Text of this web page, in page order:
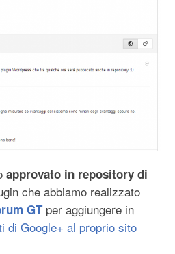
approvato in repository di
che abbiamo realizzato
GT per aggiungere in
di Google+ al proprio sito